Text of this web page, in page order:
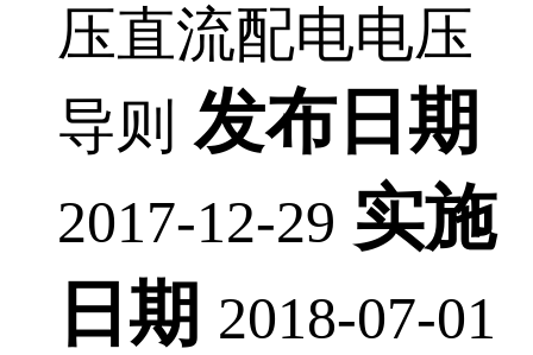
压直流配电电压
导则 发布日期
2017-12-29 实施
日期 2018-07-01